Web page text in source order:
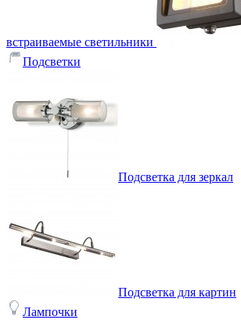
встраиваемые светильники
Подсветки
Подсветка для зеркал
Подсветка для картин
Лампочки